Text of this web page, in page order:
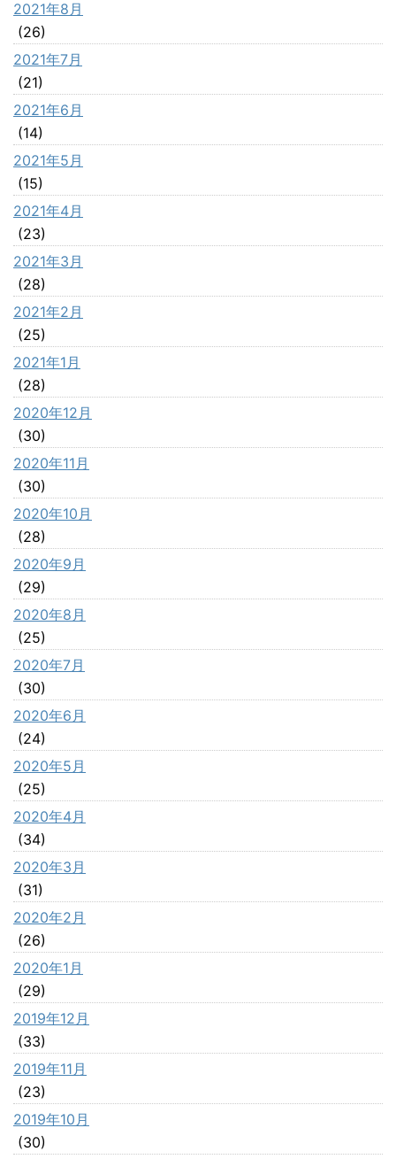
2021年8月
(26)
2021年7月
(21)
2021年6月
(14)
2021年5月
(15)
2021年4月
(23)
2021年3月
(28)
2021年2月
(25)
2021年1月
(28)
2020年12月
(30)
2020年11月
(30)
2020年10月
(28)
2020年9月
(29)
2020年8月
(25)
2020年7月
(30)
2020年6月
(24)
2020年5月
(25)
2020年4月
(34)
2020年3月
(31)
2020年2月
(26)
2020年1月
(29)
2019年12月
(33)
2019年11月
(23)
2019年10月
(30)